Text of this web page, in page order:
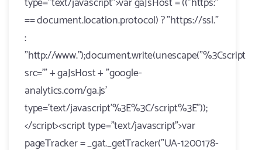
== document.location.protocol) ? "https://ssl."
:
"http://www.");document.write(unescape("%3Cscript
src='" + gaJsHost + "google-
analytics.com/ga.js'
type='text/javascript'%3E%3C/script%3E"));
</script><script type="text/javascript">var
pageTracker = _gat._getTracker("UA-1200178-